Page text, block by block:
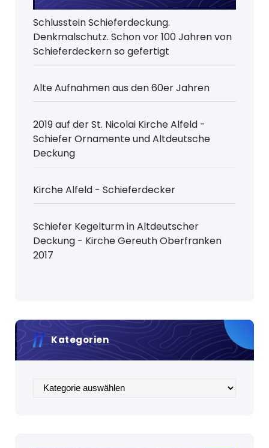
Schlusstein Schieferdeckung.
Denkmalschutz. Schon vor 100 Jahren von
Schieferdeckern so gefertigt
Alte Aufnahmen aus den 60er Jahren
2019 auf der St. Nicolai Kirche Alfeld -
Schiefer Ornamente und Altdeutsche
Deckung
Kirche Alfeld - Schieferdecker
Schiefer Kegelturm in Altdeutscher
Deckung - Kirche Gereuth Oberfranken
2017
Kategorien
Kategorien